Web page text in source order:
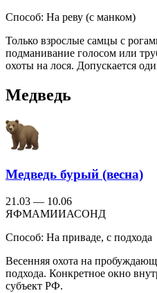
Способ: На реву (с манком)
Только взрослые самцы с
подманивание голосом или
охоты на лося. Допускается
Медведь
Медведь бурый (весна)
21.03 — 10.06
ЯФМАМИИАСОНД
Способ: На приваде, с подхода
Весенняя охота на
подхода. Конкретное окно
субъект РФ.